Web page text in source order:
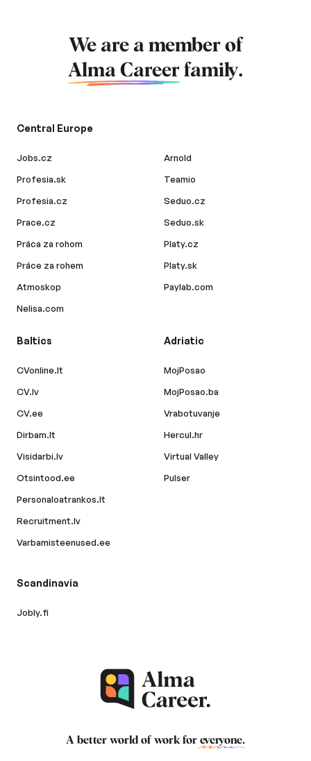
We are a member of
Alma Career family.
Central Europe
Jobs.cz
Profesia.sk
Profesia.cz
Prace.cz
Práca za rohom
Práce za rohem
Atmoskop
Nelisa.com
Arnold
Teamio
Seduo.cz
Seduo.sk
Platy.cz
Platy.sk
Paylab.com
Baltics
CVonline.lt
CV.lv
CV.ee
Dirbam.lt
Visidarbi.lv
Otsintood.ee
Personaloatrankos.lt
Recruitment.lv
Varbamisteenused.ee
Adriatic
MojPosao
MojPosao.ba
Vrabotuvanje
Hercul.hr
Virtual Valley
Pulser
Scandinavia
Jobly.fi
A better world of work for everyone.